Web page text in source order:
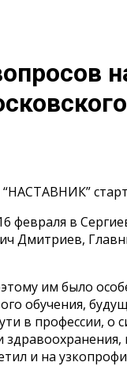
февраля в
Дмитриев,
им было
обучения,
в профессии,
и на